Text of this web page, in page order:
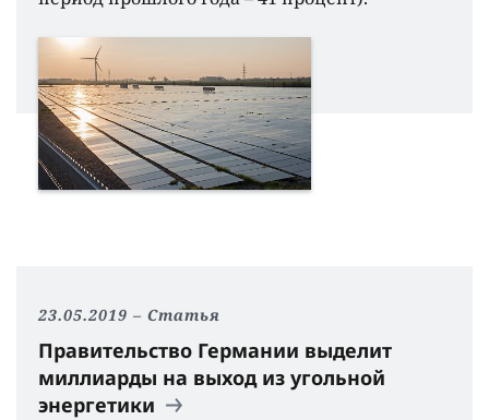
23.05.2019 Статья
Правительство Германии выделит
миллиарды на выход из угольной
энергетики